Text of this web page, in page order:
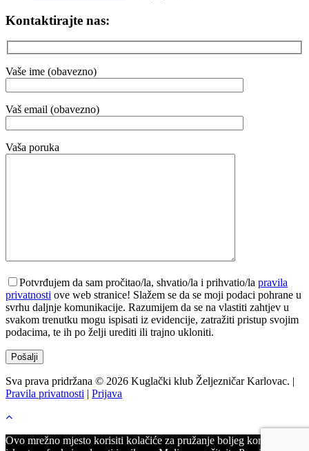
Kontaktirajte nas:
Vaše ime (obavezno)
Vaš email (obavezno)
Vaša poruka
Potvrđujem da sam pročitao/la, shvatio/la i prihvatio/la pravila
privatnosti ove web stranice! Slažem se da se moji podaci pohrane u
svrhu daljnje komunikacije. Razumijem da se na vlastiti zahtjev u
svakom trenutku mogu ispisati iz evidencije, zatražiti pristup svojim
podacima, te ih po želji urediti ili trajno ukloniti.
Sva prava pridržana © 2026 Kuglački klub Željezničar Karlovac. |
Pravila privatnosti | Prijava
Ovo mrežno mjesto korisiti kolačiće za pružanje boljeg korisničkog